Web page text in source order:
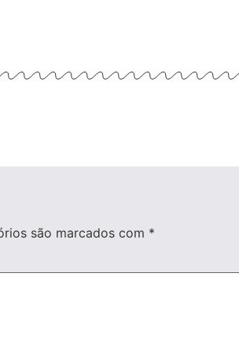
são marcados com *